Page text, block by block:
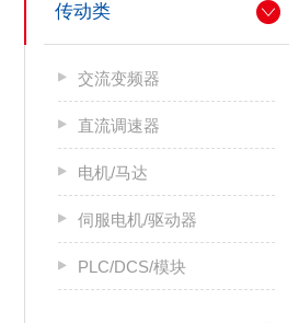
传动类
交流变频器
直流调速器
电机/马达
伺服电机/驱动器
PLC/DCS/模块